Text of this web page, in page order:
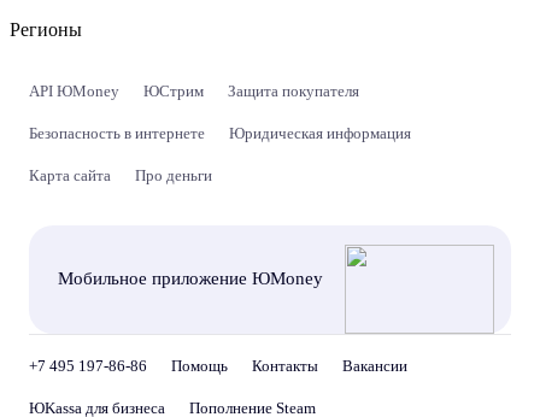
Регионы
API ЮMoney ЮСтрим Защита покупателя
Безопасность в интернете Юридическая информация
Карта сайта Про деньги
Мобильное приложение ЮMoney
+7 495 197-86-86 Помощь Контакты Вакансии
ЮKassa для бизнеса Пополнение Steam